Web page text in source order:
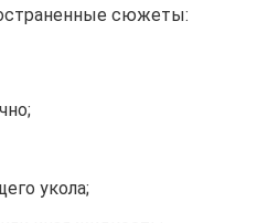
сюжеты:
укола;